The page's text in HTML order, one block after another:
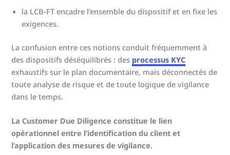
la LCB-FT encadre l’ensemble du dispositif et en fixe les
exigences.
La confusion entre ces notions conduit fréquemment à
des dispositifs déséquilibrés : des processus KYC
exhaustifs sur le plan documentaire, mais déconnectés de
toute analyse de risque et de toute logique de vigilance
dans le temps.
La Customer Due Diligence constitue le lien
opérationnel entre l’identification du client et
l’application des mesures de vigilance.